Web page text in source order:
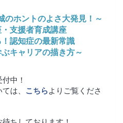
ホントのよさ大発見！～
支援者育成講座
認知症の最新常識
キャリアの描き方～
中！
は、 こちらよりご覧くださ